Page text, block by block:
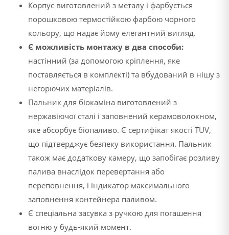
Корпус виготовлений з металу і фарбується
порошковою термостійкою фарбою чорного
кольору, що надає йому елегантний вигляд.
Є можливість монтажу в два способи:
настінний (за допомогою кріплення, яке
поставляється в комплекті) та вбудований в нішу з
негорючих матеріалів.
Пальник для біокаміна виготовлений з
нержавіючої сталі і заповнений керамоволокном,
яке абсорбує біопаливо. Є сертифікат якості TUV,
що підтверджує безпеку використання. Пальник
також має додаткову камеру, що запобігає розливу
палива внаслідок перевертання або
переповнення, і індикатор максимального
заповнення контейнера паливом.
Є спеціальна засувка з ручкою для погашення
вогню у будь-який момент.